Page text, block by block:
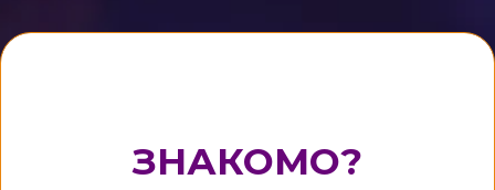
отпустить?
если можно достать колоду
и получить чёткий ответ?